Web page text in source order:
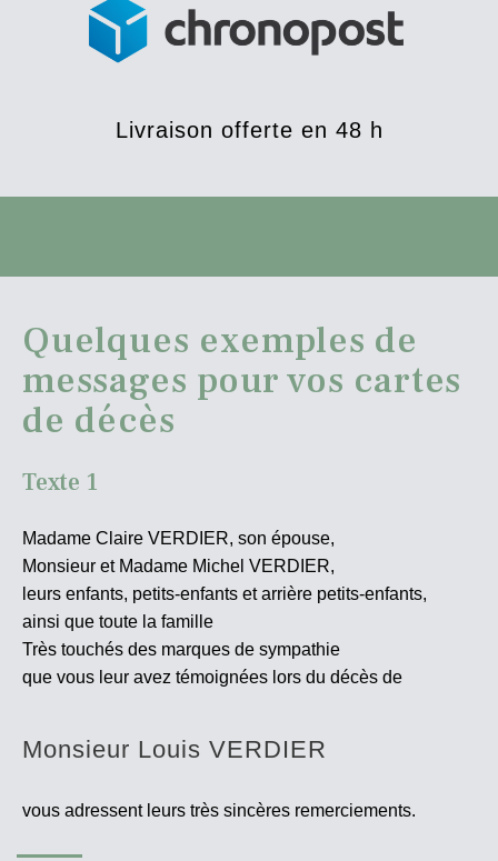
Livraison offerte en 48 h
Quelques exemples de
messages pour vos cartes
de décès
Texte 1
Madame Claire VERDIER, son épouse,
Monsieur et Madame Michel VERDIER,
leurs enfants, petits-enfants et arrière petits-enfants,
ainsi que toute la famille
Très touchés des marques de sympathie
que vous leur avez témoignées lors du décès de
Monsieur Louis VERDIER
vous adressent leurs très sincères remerciements.